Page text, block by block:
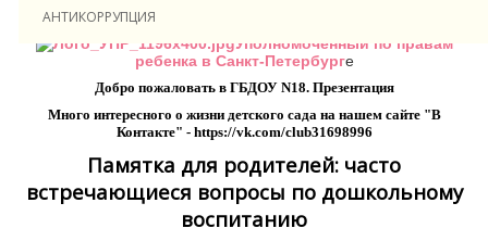
АНТИКОРРУПЦИЯ
Уполномоченный по правам
ребенка в Санкт-Петербурге
Добро пожаловать в ГБДОУ N18. Презентация
Много интересного о жизни детского сада на нашем сайте "В
Контакте" - https://vk.com/club31698996
Памятка для родителей: часто
встречающиеся вопросы по дошкольному
воспитанию